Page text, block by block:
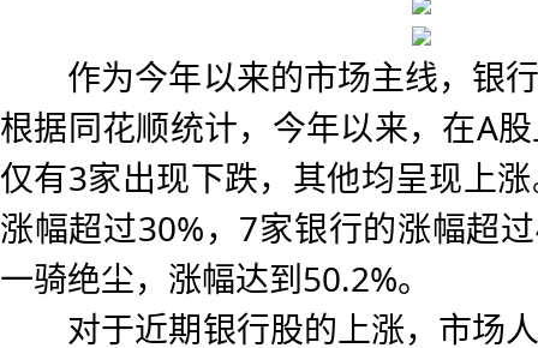
作为今年以来的市场主线，银
根据同花顺统计，今年以来，在A
仅有3家出现下跌，其他均呈现上
涨幅超过30%，7家银行的涨幅超
一骑绝尘，涨幅达到50.2%。
对于近期银行股的上涨，市场